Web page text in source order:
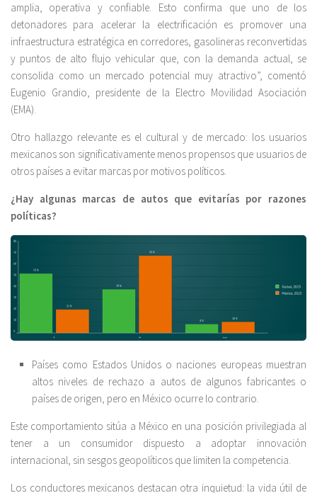
amplia, operativa y confiable. Esto confirma que uno de los
detonadores para acelerar la electrificación es promover una
infraestructura estratégica en corredores, gasolineras reconvertidas
y puntos de alto flujo vehicular que, con la demanda actual, se
consolida como un mercado potencial muy atractivo”, comentó
Eugenio Grandio, presidente de la Electro Movilidad Asociación
(EMA).
Otro hallazgo relevante es el cultural y de mercado: los usuarios
mexicanos son significativamente menos propensos que usuarios de
otros países a evitar marcas por motivos políticos.
¿Hay algunas marcas de autos que evitarías por razones
políticas?
Países como Estados Unidos o naciones europeas muestran
altos niveles de rechazo a autos de algunos fabricantes o
países de origen, pero en México ocurre lo contrario.
Este comportamiento sitúa a México en una posición privilegiada al
tener a un consumidor dispuesto a adoptar innovación
internacional, sin sesgos geopolíticos que limiten la competencia.
Los conductores mexicanos destacan otra inquietud: la vida útil de